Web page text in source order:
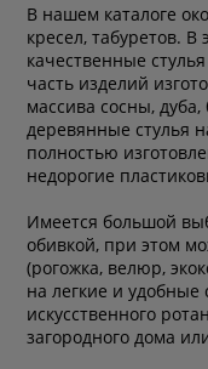
В нашем каталоге
кресел, табуретов.
качественные
часть изделий
массива сосны,
деревянные стулья
полностью
недорогие
Имеется большой
обивкой, при этом
(рогожка, велюр,
на легкие и удобные
искусственного
загородного дома